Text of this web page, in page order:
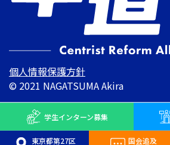
個人情報保護方針
© 2021 NAGATSUMA Akira
学生インターン募集
東京都第27区
国会追及